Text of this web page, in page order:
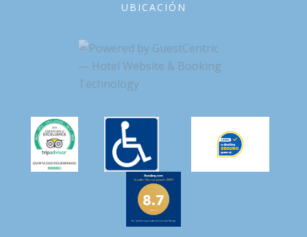
UBICACIÓN